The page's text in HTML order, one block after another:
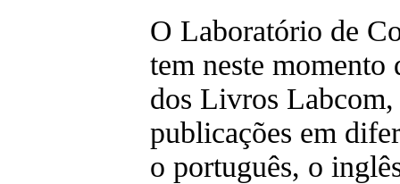
O Laboratório de
tem neste momento
dos Livros Labcom,
publicações em
o português, o